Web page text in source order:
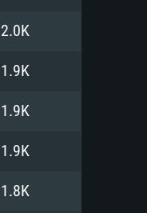
상
습니